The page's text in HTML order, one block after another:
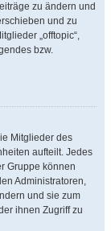
zu ändern und
und zu
„offtopic“,
bzw.
Mitglieder des
aufteilt. Jedes
Gruppe können
Administratoren,
und sie zum
ihnen Zugriff zu